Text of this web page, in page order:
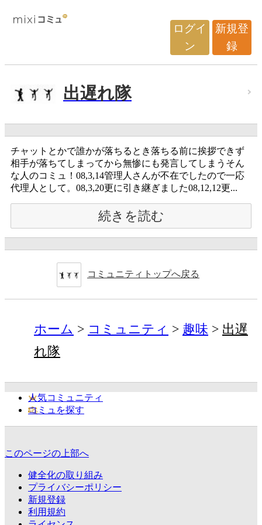
ログイ
ン
新規登
録
出遅れ隊
チャットとかで誰かが落ちるとき落ちる前に挨拶できず
相手が落ちてしまってから無惨にも発言してしまうそん
な人のコミュ！08,3,14管理人さんが不在でしたので一応
代理人として。08,3,20更に引き継ぎました08,12,12更...
続きを読む
コミュニティトップへ戻る
ホーム コミュニティ 趣味
出遅
れ隊
人気コミュニティ
コミュを探す
このページの上部へ
健全化の取り組み
プライバシーポリシー
新規登録
利用規約